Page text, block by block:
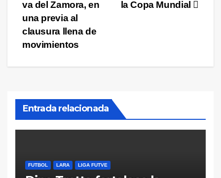
entradas la Copa Mundial
va del Zamora, en
una previa al
clausura llena de
movimientos
Entrada relacionada
FUTBOL LARA LIGA FUTVE